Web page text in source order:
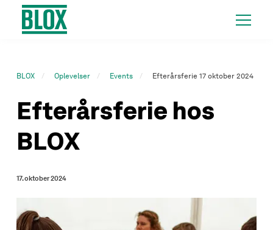
BLOX Oplevelser Events Efterårsferie 17 oktober 2024
Efterårsferie hos
BLOX
17. oktober 2024